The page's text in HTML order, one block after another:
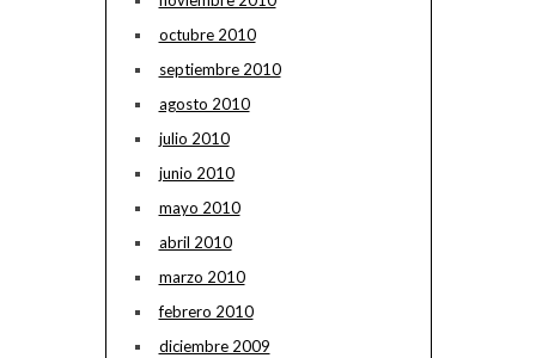
octubre 2010
septiembre 2010
agosto 2010
julio 2010
junio 2010
mayo 2010
abril 2010
marzo 2010
febrero 2010
diciembre 2009